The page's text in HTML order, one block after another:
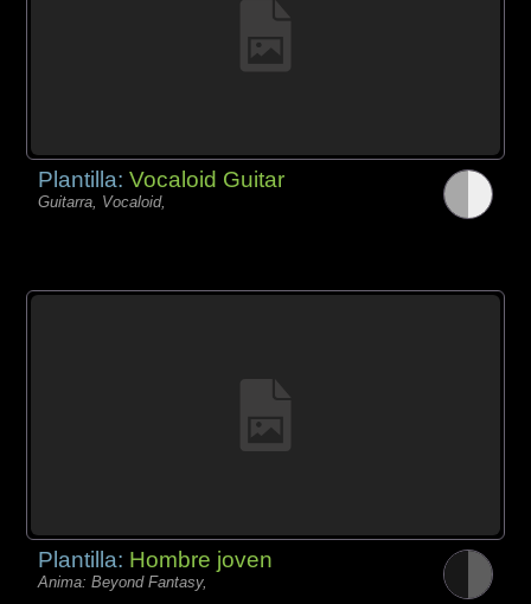
Plantilla:Vocaloid Guitar
Guitarra, Vocaloid,
Plantilla: Hombre joven
Anima: Beyond Fantasy,